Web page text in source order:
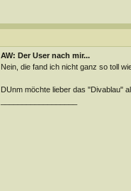
AW: Der User nach mir...
Nein, die fand ich nicht ganz so toll
DUnm möchte lieber das "Divablau"